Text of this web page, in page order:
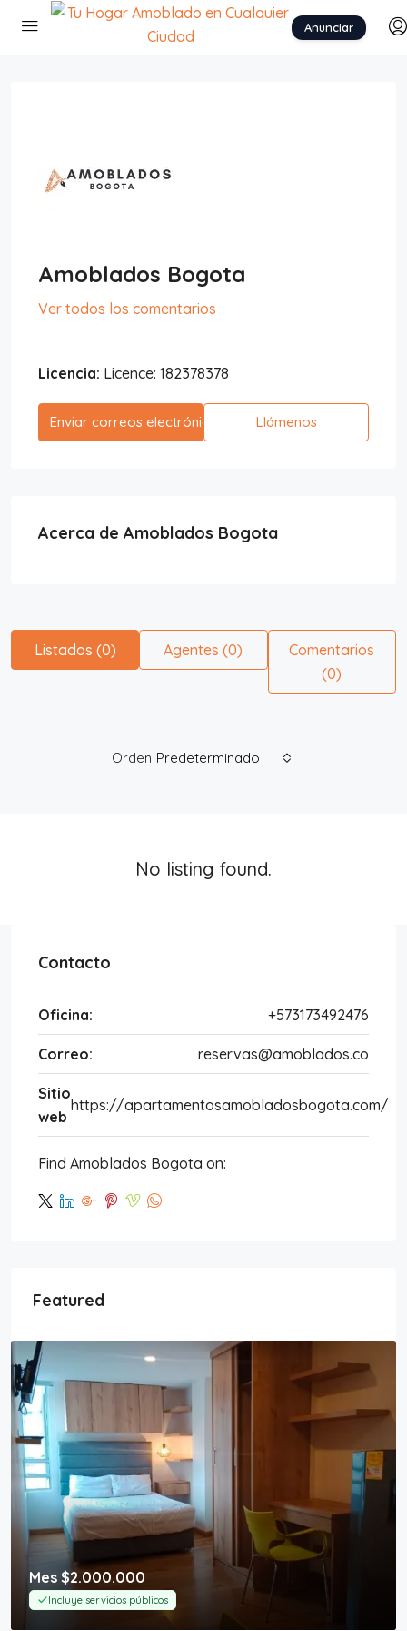
Anunciar
Amoblados Bogota
Ver todos los comentarios
Licencia: Licence: 182378378
Enviar correos electrónicos Llámenos
Acerca de Amoblados Bogota
Listados (0) Agentes (0)
Comentarios
(0)
Orden Predeterminado
No listing found.
Contacto
Oficina: +573173492476
Correo: reservas@amoblados.co
Sitio
web
https://apartamentosamobladosbogota.com/
Find Amoblados Bogota on:
Featured
Mes $2.000.000
Incluye servicios públicos